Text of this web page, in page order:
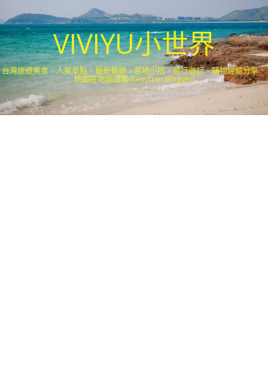
VIVIYU小世界
台灣旅遊美食、人氣景點、最新餐廳、各地小吃、旅行遊記、購物經驗分享．
桃園在地部落客(Taoyuan Blogger)